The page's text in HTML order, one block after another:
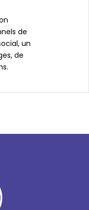
de
un
de